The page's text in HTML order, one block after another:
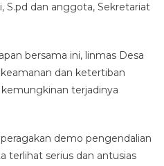
S.pd dan anggota, Sekretariat
bersama ini, linmas Desa
dan ketertiban
terjadinya
demo pengendalian
terlihat serius dan antusias